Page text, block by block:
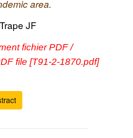
area.
JF
fichier PDF /
file [T91-2-1870.pdf]